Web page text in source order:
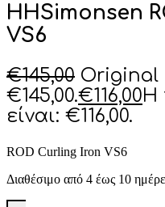
HHSimonsen
VS6
€145,00 Original
€145,00.€116,00Η
είναι: €116,00.
ROD Curling Iron VS6
Διαθέσιμο από 4 έως 10